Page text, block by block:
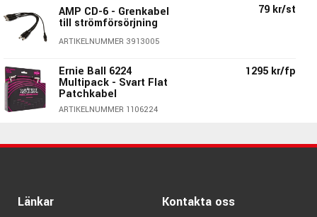
Drivs av 9 Volts Batteri (ingår ej) eller 9V DC Nätadapter
AMP CD-6 - Grenkabel
till strömförsörjning
ARTIKELNUMMER 3913005
79 kr/st
Ernie Ball 6224
Multipack - Svart Flat
Patchkabel
ARTIKELNUMMER 1106224
1295 kr/fp
Svart Flat Patchkabel
Ernie Ball EB-6191 Volt
Länkar Kontakta oss